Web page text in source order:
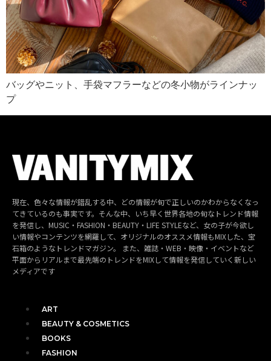
バッグやニット、手袋マフラーなどの冬小物がラインナッ
プ
現在、色々な情報が錯乱する中、どの情報が旬で正しいのかわからなくなっ
てきているのも事実です。そんな中、いち早く世界各地の旬なトレンド情報
を発信し、MUSIC・FASHION・BEAUTY・LIFE STYLEなど、女の子が今欲し
い情報やコンテンツを網羅して、オリジナルのオススメ情報もMIXした、宝
石箱のようなトレンドマガジン。 また、雑誌・WEB・映像・イベントなど
平面からリアルまで最先端のトレンドをMIXして情報を発信していく新しい
メディアです
ART
BEAUTY & COSMETICS
BOOKS
FASHION